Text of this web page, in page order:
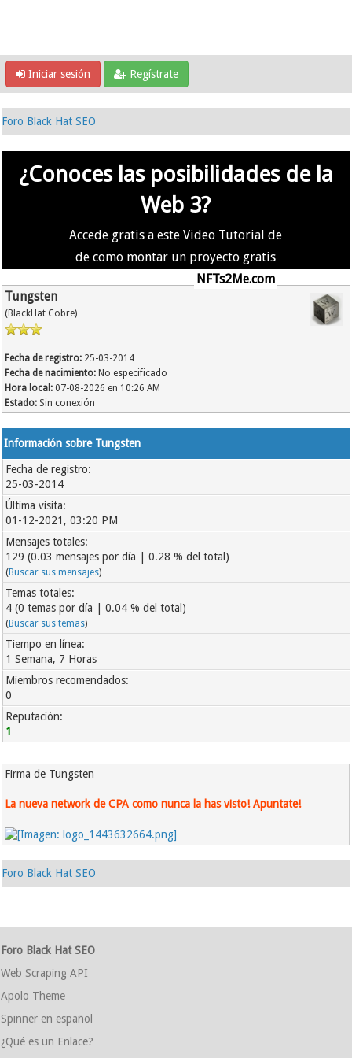
Iniciar sesión Regístrate
Foro Black Hat SEO
¿Conoces las posibilidades de la
Web 3?
Accede gratis a este Video Tutorial de
de como montar un proyecto gratis
NFTs2Me.com
Tungsten
(BlackHat Cobre)
Fecha de registro: 25-03-2014
Fecha de nacimiento: No especificado
Hora local: 07-08-2026 en 10:26 AM
Estado: Sin conexión
Información sobre Tungsten
Fecha de registro:
25-03-2014
Última visita:
01-12-2021, 03:20 PM
Mensajes totales:
129 (0.03 mensajes por día | 0.28 % del total)
(Buscar sus mensajes)
Temas totales:
4 (0 temas por día | 0.04 % del total)
(Buscar sus temas)
Tiempo en línea:
1 Semana, 7 Horas
Miembros recomendados:
0
Reputación:
1
Firma de Tungsten
La nueva network de CPA como nunca la has visto! Apuntate!
Foro Black Hat SEO
Foro Black Hat SEO
Web Scraping API
Apolo Theme
Spinner en español
¿Qué es un Enlace?